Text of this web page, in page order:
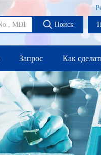
Поиск
Запрос Как